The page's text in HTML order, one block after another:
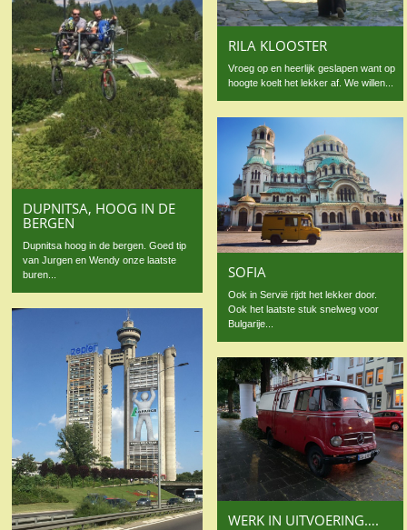
RILA KLOOSTER
Vroeg op en heerlijk geslapen want op
hoogte koelt het lekker af. We willen...
DUPNITSA, HOOG IN DE
BERGEN
Dupnitsa hoog in de bergen. Goed tip
van Jurgen en Wendy onze laatste
buren...
SOFIA
Ook in Servië rijdt het lekker door.
Ook het laatste stuk snelweg voor
Bulgarije...
WERK IN UITVOERING….